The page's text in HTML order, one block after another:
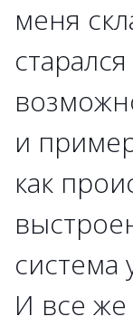
меня
и
как
система
И все